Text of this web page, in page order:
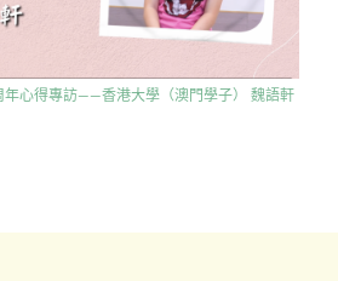
年心得專訪——香港大學（澳門學子） 魏語軒